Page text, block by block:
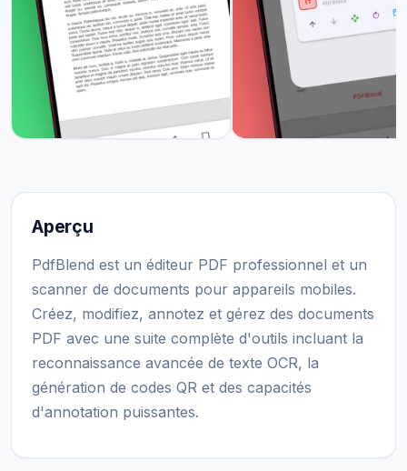
Aperçu
PdfBlend est un éditeur PDF professionnel et un
scanner de documents pour appareils mobiles.
Créez, modifiez, annotez et gérez des documents
PDF avec une suite complète d'outils incluant la
reconnaissance avancée de texte OCR, la
génération de codes QR et des capacités
d'annotation puissantes.